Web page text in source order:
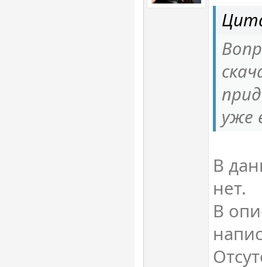
уже
В
нет.
В